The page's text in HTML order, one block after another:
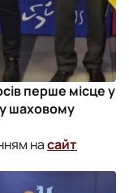
перше місце у
шаховому
насайт